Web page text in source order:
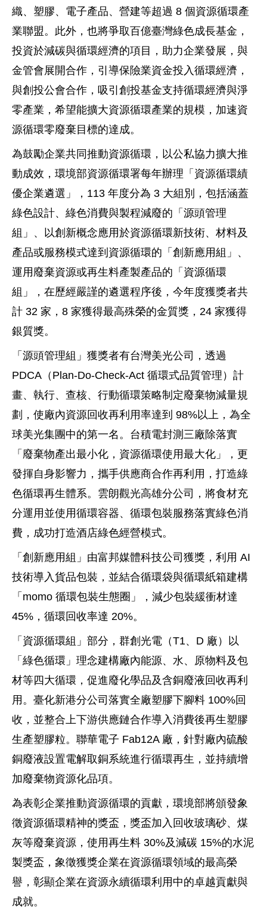
織、塑膠、電子產品、營建等超過 8 個資源循環產
業聯盟。此外，也將爭取百億臺灣綠色成長基金，
投資於減碳與循環經濟的項目，助力企業發展，與
金管會展開合作，引導保險業資金投入循環經濟，
與創投公會合作，吸引創投基金支持循環經濟與淨
零產業，希望能擴大資源循環產業的規模，加速資
源循環零廢棄目標的達成。
為鼓勵企業共同推動資源循環，以公私協力擴大推
動成效，環境部資源循環署每年辦理「資源循環績
優企業遴選」，113 年度分為 3 大組別，包括涵蓋
綠色設計、綠色消費與製程減廢的「源頭管理
組」、以創新概念應用於資源循環新技術、材料及
產品或服務模式達到資源循環的「創新應用組」、
運用廢棄資源或再生料產製產品的「資源循環
組」，在歷經嚴謹的遴選程序後，今年度獲獎者共
計 32 家，8 家獲得最高殊榮的金質獎，24 家獲得
銀質獎。
「源頭管理組」獲獎者有台灣美光公司，透過
PDCA（Plan-Do-Check-Act 循環式品質管理）計
畫、執行、查核、行動循環策略制定廢棄物減量規
劃，使廠內資源回收再利用率達到 98%以上，為全
球美光集團中的第一名。台積電封測三廠除落實
「廢棄物產出最小化，資源循環使用最大化」，更
發揮自身影響力，攜手供應商合作再利用，打造綠
色循環再生體系。雲朗觀光高雄分公司，將食材充
分運用並使用循環容器、循環包裝服務落實綠色消
費，成功打造酒店綠色經營模式。
「創新應用組」由富邦媒體科技公司獲獎，利用 AI
技術導入貨品包裝，並結合循環袋與循環紙箱建構
「momo 循環包裝生態圈」，減少包裝緩衝材達
45%，循環回收率達 20%。
「資源循環組」部分，群創光電（T1、D 廠）以
「綠色循環」理念建構廠內能源、水、原物料及包
材等四大循環，促進廢化學品及含銅廢液回收再利
用。臺化新港分公司落實全廠塑膠下腳料 100%回
收，並整合上下游供應鏈合作導入消費後再生塑膠
生產塑膠粒。聯華電子 Fab12A 廠，針對廠內硫酸
銅廢液設置電解取銅系統進行循環再生，並持續增
加廢棄物資源化品項。
為表彰企業推動資源循環的貢獻，環境部將頒發象
徵資源循環精神的獎盃，獎盃加入回收玻璃砂、煤
灰等廢棄資源，使用再生料 30%及減碳 15%的水泥
製獎盃，象徵獲獎企業在資源循環領域的最高榮
譽，彰顯企業在資源永續循環利用中的卓越貢獻與
成就。